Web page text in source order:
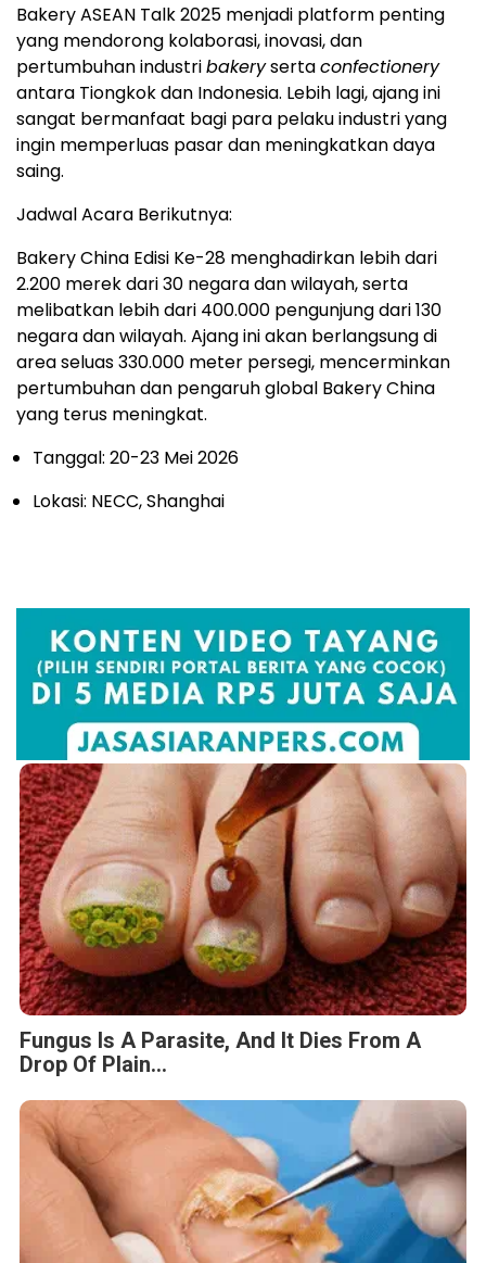
Bakery ASEAN Talk 2025 menjadi platform penting
yang mendorong kolaborasi, inovasi, dan
pertumbuhan industribakerysertaconfectionery
antara Tiongkok dan Indonesia. Lebih lagi, ajang ini
sangat bermanfaat bagi para pelaku industri yang
ingin memperluas pasar dan meningkatkan daya
saing.
Jadwal Acara Berikutnya:
Bakery China Edisi Ke-28 menghadirkan lebih dari
2.200 merek dari 30 negara dan wilayah, serta
melibatkan lebih dari 400.000 pengunjung dari 130
negara dan wilayah. Ajang ini akan berlangsung di
area seluas 330.000 meter persegi, mencerminkan
pertumbuhan dan pengaruh global Bakery China
yang terus meningkat.
Tanggal: 20-23 Mei 2026
Lokasi: NECC,Shanghai
Fungus Is A Parasite, And It Dies From A
Drop Of Plain...